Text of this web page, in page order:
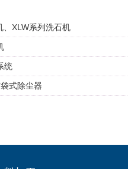
、XLW系列洗石机
统
式除尘器